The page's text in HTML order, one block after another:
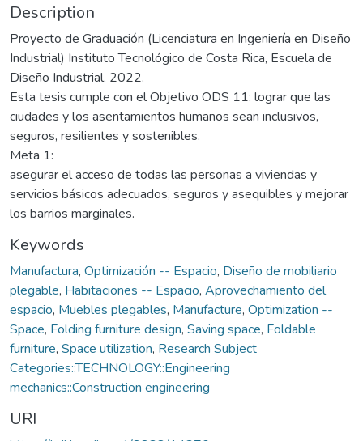
Description
Proyecto de Graduación (Licenciatura en Ingeniería en Diseño
Industrial) Instituto Tecnológico de Costa Rica, Escuela de
Diseño Industrial, 2022.
Esta tesis cumple con el Objetivo ODS 11: lograr que las
ciudades y los asentamientos humanos sean inclusivos,
seguros, resilientes y sostenibles.
Meta 1:
asegurar el acceso de todas las personas a viviendas y
servicios básicos adecuados, seguros y asequibles y mejorar
los barrios marginales.
Keywords
Manufactura, Optimización -- Espacio, Diseño de mobiliario
plegable, Habitaciones -- Espacio, Aprovechamiento del
espacio, Muebles plegables, Manufacture, Optimization --
Space, Folding furniture design, Saving space, Foldable
furniture, Space utilization, Research Subject
Categories::TECHNOLOGY::Engineering
mechanics::Construction engineering
URI